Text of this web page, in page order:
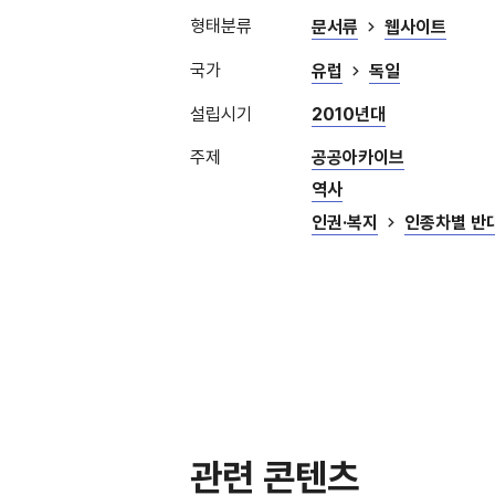
형태분류 문서류 웹사이트
국가 유럽 독일
설립시기 2010년대
주제
공공아카이브
역사
인권·복지
인종차별 반
관련 콘텐츠